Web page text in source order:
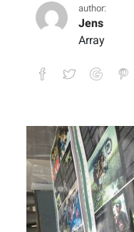
author:
Jens
Array
Es geht los –